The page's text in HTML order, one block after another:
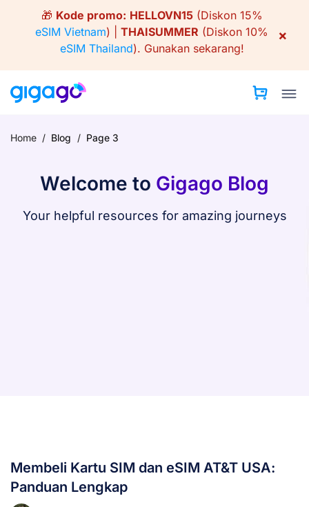
🎁 Kode promo: HELLOVN15(Diskon 15%
eSIM Vietnam) | THAISUMMER (Diskon 10%
eSIM Thailand). Gunakan sekarang!
×
Home / Blog / Page 3
Welcome to Gigago Blog
Your helpful resources for amazing journeys
Membeli Kartu SIM dan eSIM AT&T USA:
Panduan Lengkap